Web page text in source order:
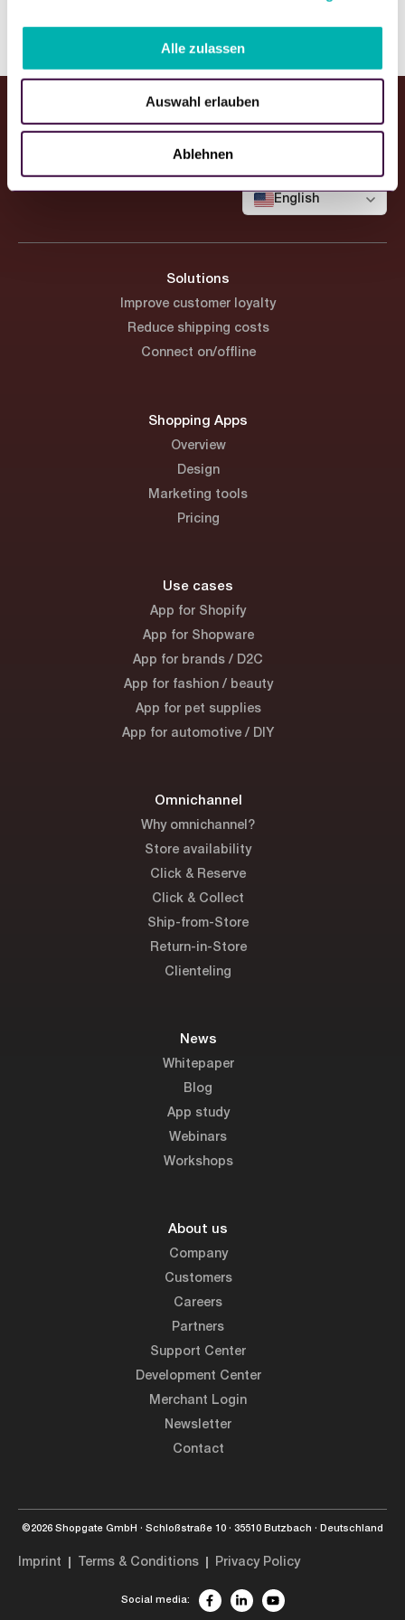
w
Alle zulassen
Auswahl erlauben
Ablehnen
English
Solutions
Improve customer loyalty
Reduce shipping costs
Connect on/offline
Shopping Apps
Overview
Design
Marketing tools
Pricing
Use cases
App for Shopify
App for Shopware
App for brands / D2C
App for fashion / beauty
App for pet supplies
App for automotive / DIY
Omnichannel
Why omnichannel?
Store availability
Click & Reserve
Click & Collect
Ship-from-Store
Return-in-Store
Clienteling
News
Whitepaper
Blog
App study
Webinars
Workshops
About us
Company
Customers
Careers
Partners
Support Center
Development Center
Merchant Login
Newsletter
Contact
©2026 Shopgate GmbH · Schloßstraße 10 · 35510 Butzbach · Deutschland
Imprint Terms & Conditions Privacy Policy
Social media: